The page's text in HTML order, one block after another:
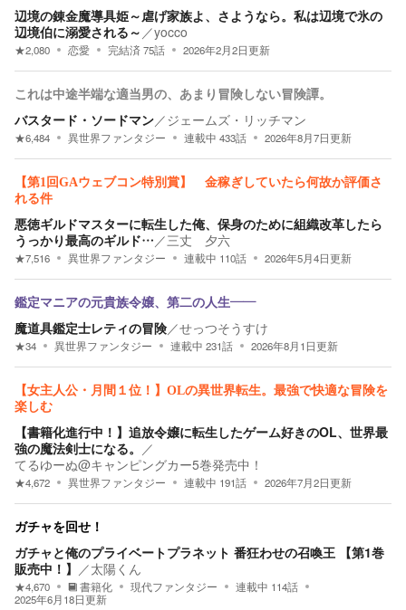
辺境の錬金魔導具姫～虐げ家族よ、さようなら。私は辺境で氷の
辺境伯に溺愛される～ ／yocco
★2,080 恋愛 完結済75話 2026年2月2日更新
これは中途半端な適当男の、あまり冒険しない冒険譚。
バスタード・ソードマン／ジェームズ・リッチマン
★6,484 異世界ファンタジー 連載中 433話 2026年8月7日更新
【第1回GAウェブコン特別賞】 金稼ぎしていたら何故か評価さ
れる件
悪徳ギルドマスターに転生した俺、保身のために組織改革したら
うっかり最高のギルド… ／三丈 夕六
★7,516 異世界ファンタジー 連載中 110話 2026年5月4日更新
鑑定マニアの元貴族令嬢、第二の人生――
魔道具鑑定士レティの冒険／せっつそうすけ
★34 異世界ファンタジー 連載中 231話 2026年8月1日更新
【女主人公・月間１位！】OLの異世界転生。最強で快適な冒険を
楽しむ
【書籍化進行中！】追放令嬢に転生したゲーム好きのOL、世界最
強の魔法剣士になる。 ／
てるゆーぬ@キャンピングカー5巻発売中！
★4,672 異世界ファンタジー 連載中 191話 2026年7月2日更新
ガチャを回せ！
ガチャと俺のプライベートプラネット 番狂わせの召喚王 【第1巻
販売中！】 ／太陽くん
★4,670 書籍化 現代ファンタジー 連載中 114話
2025年6月18日更新